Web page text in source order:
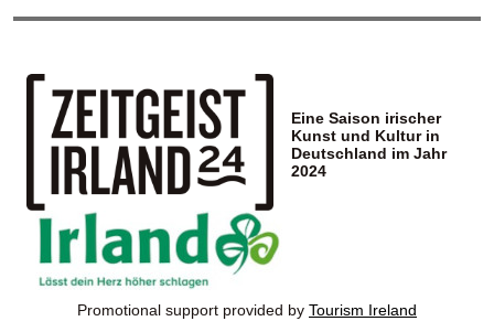
Eine Saison irischer
Kunst und Kultur in
Deutschland im Jahr
2024
Promotional support provided by Tourism Ireland